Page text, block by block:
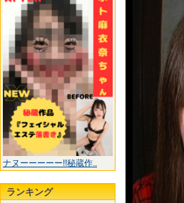
ナヌーーーーー!!秘蔵作..
ランキング